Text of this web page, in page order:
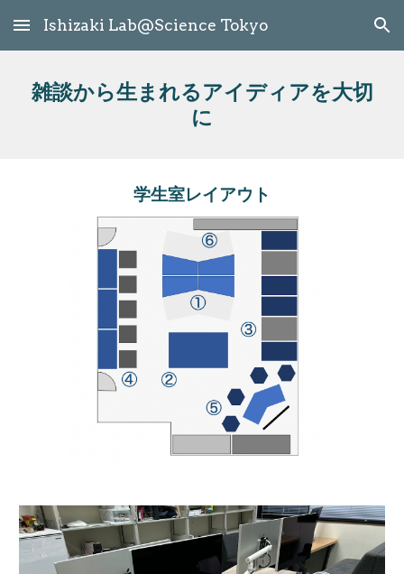
Skip to main content Skip to navigation
Ishizaki Lab@Science Tokyo
雑談から生まれるアイディアを大切
に
学生室レイアウト